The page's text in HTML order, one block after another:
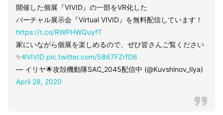
開催した個展『VIVID』の一部をVR化した
バーチャル展示会『Virtual VIVID』を無料配信しています！
https://t.co/RWPHWQuyfT
家にいながら個展を楽しめるので、ぜひ皆さんご覧ください
✨#VIVID pic.twitter.com/5867FZrfD6
— イリヤ🌟攻殻機動隊SAC_2045配信中 (@Kuvshinov_Ilya)
April 28, 2020